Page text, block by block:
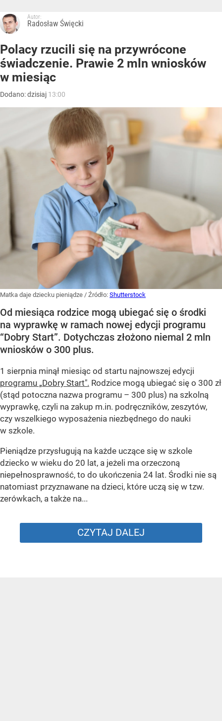
Autor:
Radosław Święcki
Polacy rzucili się na przywrócone
świadczenie. Prawie 2 mln wniosków
w miesiąc
Dodano:dzisiaj 13:00
Matka daje dziecku pieniądze / Źródło: Shutterstock
Od miesiąca rodzice mogą ubiegać się o środki
na wyprawkę w ramach nowej edycji programu
“Dobry Start”. Dotychczas złożono niemal 2 mln
wniosków o 300 plus.
1 sierpnia minął miesiąc od startu najnowszej edycji
programu „Dobry Start". Rodzice mogą ubiegać się o 300 zł
(stąd potoczna nazwa programu – 300 plus) na szkolną
wyprawkę, czyli na zakup m.in. podręczników, zeszytów,
czy wszelkiego wyposażenia niezbędnego do nauki
w szkole.
Pieniądze przysługują na każde uczące się w szkole
dziecko w wieku do 20 lat, a jeżeli ma orzeczoną
niepełnosprawność, to do ukończenia 24 lat. Środki nie są
natomiast przyznawane na dzieci, które uczą się w tzw.
zerówkach, a także na...
CZYTAJ DALEJ